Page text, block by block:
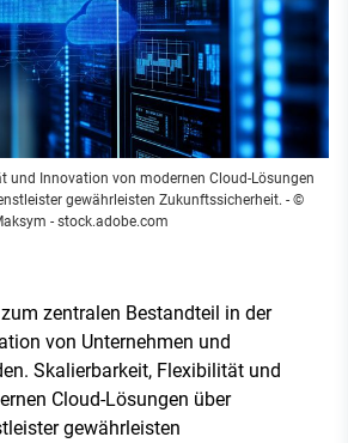
und Innovation von modernen Cloud-Lösungen
gewährleisten Zukunftssicherheit. - ©
- stock.adobe.com
zentralen Bestandteil in der
von Unternehmen und
Skalierbarkeit, Flexibilität und
Cloud-Lösungen über
gewährleisten